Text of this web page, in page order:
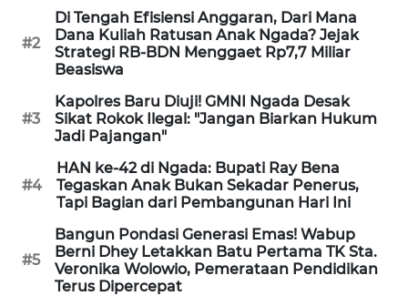
#2
Di Tengah Efisiensi Anggaran, Dari Mana
Dana Kuliah Ratusan Anak Ngada? Jejak
Strategi RB-BDN Menggaet Rp7,7 Miliar
Beasiswa
#3
Kapolres Baru Diuji! GMNI Ngada Desak
Sikat Rokok Ilegal: "Jangan Biarkan Hukum
Jadi Pajangan"
#4
HAN ke-42 di Ngada: Bupati Ray Bena
Tegaskan Anak Bukan Sekadar Penerus,
Tapi Bagian dari Pembangunan Hari Ini
#5
Bangun Pondasi Generasi Emas! Wabup
Berni Dhey Letakkan Batu Pertama TK Sta.
Veronika Wolowio, Pemerataan Pendidikan
Terus Dipercepat
SIDIKALANG
NEWS
SIBARAGAS
NEWS
METRO
SIANTAR
NEWS
METRO
MEDAN